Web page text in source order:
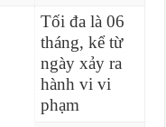
Tối đa là 06
tháng, kể từ
ngày xảy ra
hành vi vi
phạm